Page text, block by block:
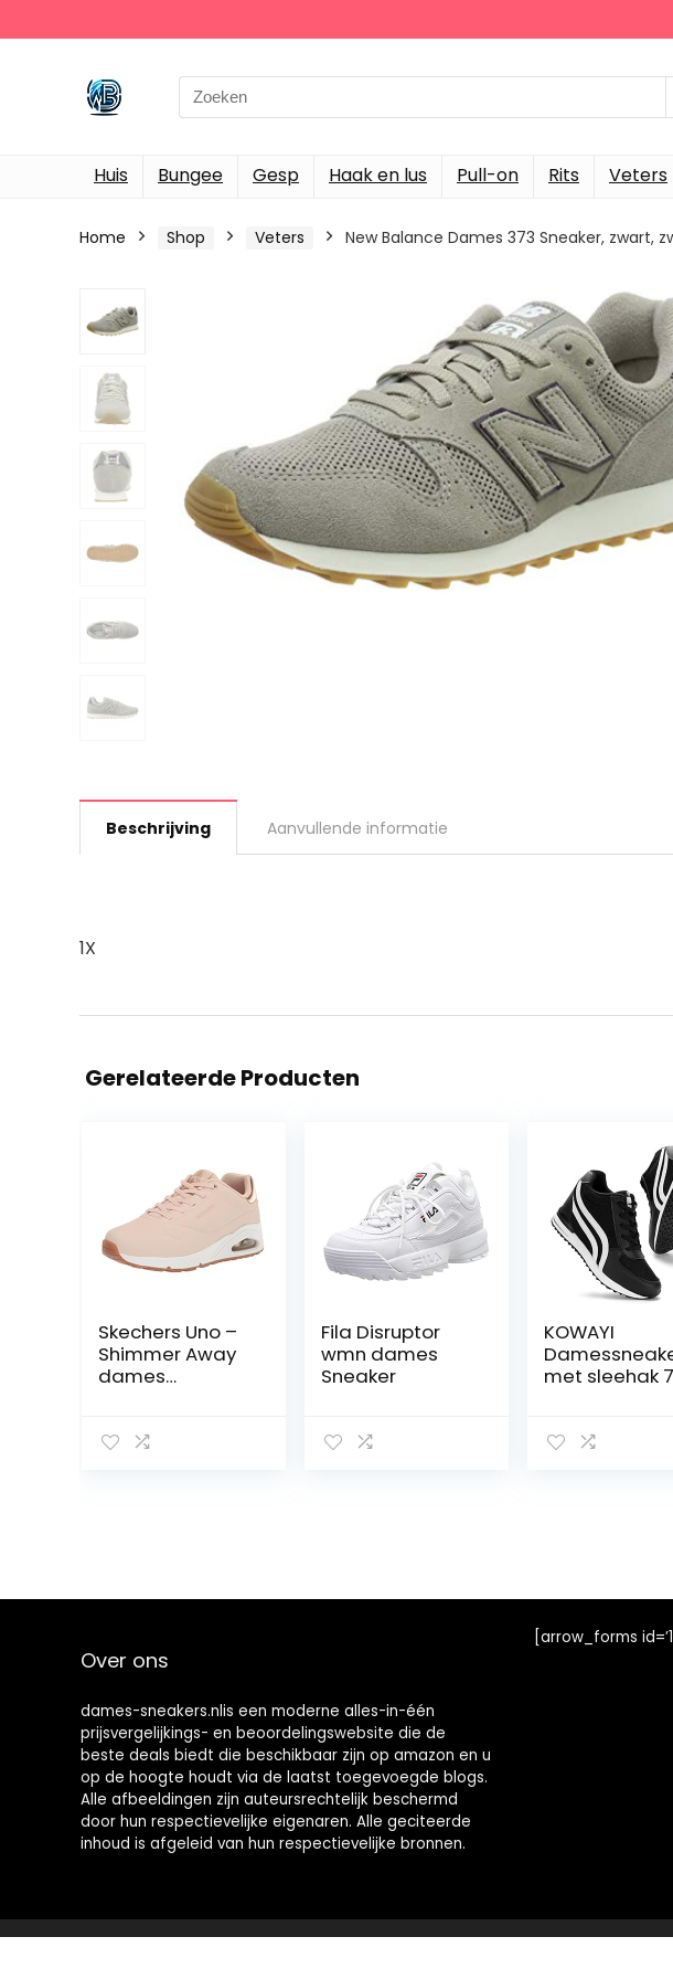
Search
for:
Huis Bungee Gesp Haak en lus Pull-on Rits Veters
Home Shop Veters New Balance Dames 373 Sneaker, zwart,
Beschrijving Aanvullende informatie
1X
Gerelateerde Producten
Skechers Uno –
Shimmer Away
dames
Fila Disruptor
wmn dames
Sneaker
KOWAYI
met sleehak 7
n ademende
schoenen
Over ons
dames-sneakers.nlis een moderne alles-in-één
prijsvergelijkings- en beoordelingswebsite die de
beste deals biedt die beschikbaar zijn op amazon en u
op de hoogte houdt via de laatst toegevoegde blogs.
Alle afbeeldingen zijn auteursrechtelijk beschermd
door hun respectievelijke eigenaren. Alle geciteerde
inhoud is afgeleid van hun respectievelijke bronnen.
[arrow_forms